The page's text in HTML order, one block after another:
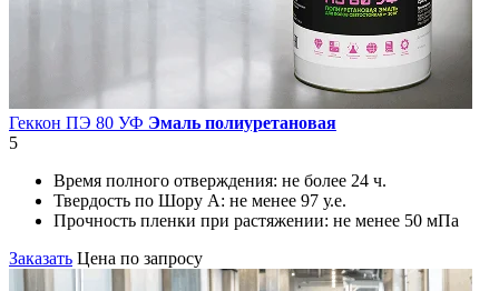
Геккон ПЭ 80 УФ Эмаль полиуретановая
5
Время полного отверждения: не более 24 ч.
Твердость по Шору А: не менее 97 у.е.
Прочность пленки при растяжении: не менее 50 мПа
Заказать Цена по запросу